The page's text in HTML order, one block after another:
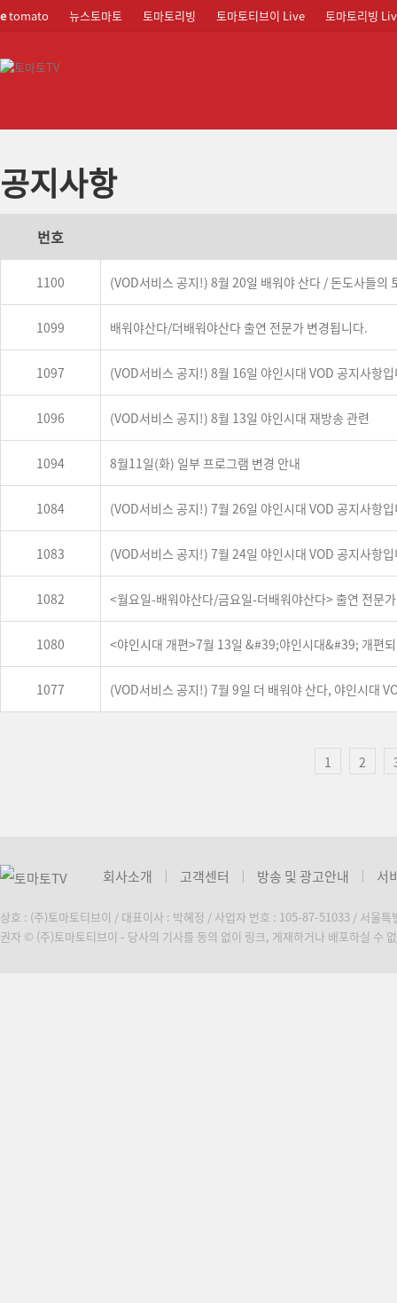
etomato 뉴스토마토 토마토리빙 토마토티브이 Live 토마토리빙
공지사항
번호
1100 (VOD서비스 공지!) 8월 20일 배워야 산다 / 돈도사들의
1099 배워야산다/더배워야산다 출연 전문가 변경됩니다.
1097 (VOD서비스 공지!) 8월 16일 야인시대 VOD 공지사항
1096 (VOD서비스 공지!) 8월 13일 야인시대 재방송 관련
1094 8월11일(화) 일부 프로그램 변경 안내
1084 (VOD서비스 공지!) 7월 26일 야인시대 VOD 공지사항
1083 (VOD서비스 공지!) 7월 24일 야인시대 VOD 공지사항
1082 <월요일-배워야산다/금요일-더배워야산다> 출연 전문
1080 <야인시대 개편>7월 13일 &#39;야인시대&#39; 개편
1077 (VOD서비스 공지!) 7월 9일 더 배워야 산다, 야인시대
1 2
회사소개 고객센터 방송 및 광고안내 서
상호 : (주)토마토티브이 / 대표이사 : 박혜정 / 사업자 번호 : 105-87-51033 / 서울
권자 © (주)토마토티브이 - 당사의 기사를 동의 없이 링크, 게재하거나 배포하실